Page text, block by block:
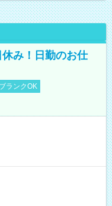
み！日勤のお仕
ブランクOK